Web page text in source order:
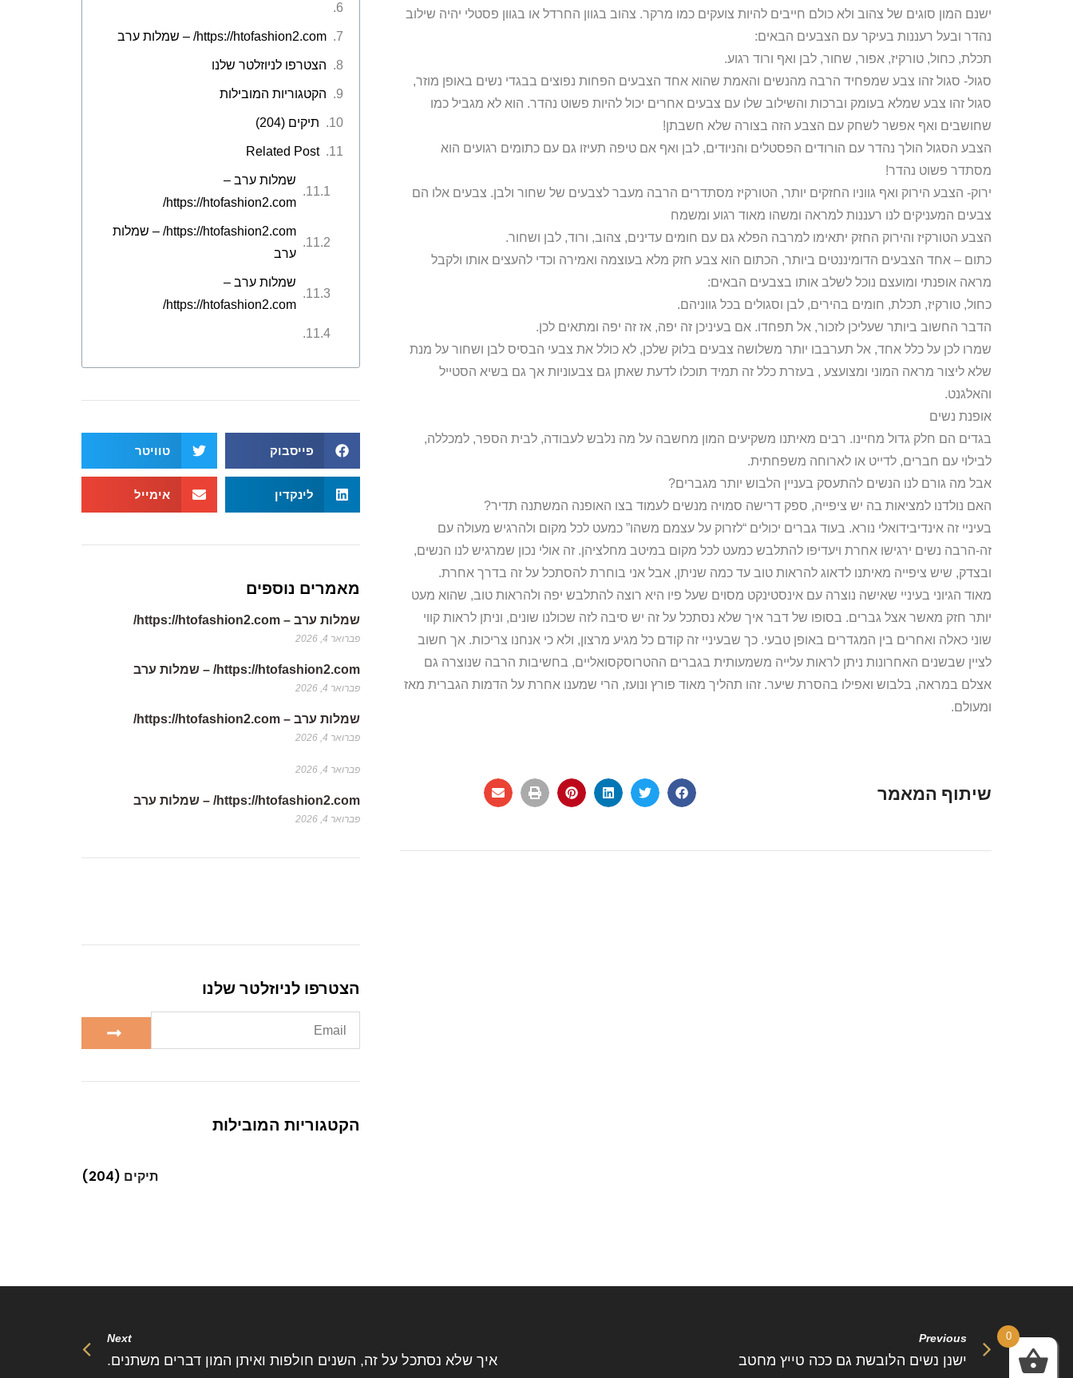
ישנם המון סוגים של צהוב ולא כולם חייבים להיות צועקים כמו מרקר. צהוב בגוון החרדל או בגוון פסטלי יהיה שילוב
נהדר ובעל רעננות בעיקר עם הצבעים הבאים:
תכלת, כחול, טורקיז, אפור, שחור, לבן ואף ורוד רגוע.
סגול- סגול זהו צבע שמפחיד הרבה מהנשים והאמת שהוא אחד הצבעים הפחות נפוצים בבגדי נשים באופן מוזר,
סגול זהו צבע שמלא בעומק וברכות והשילוב שלו עם צבעים אחרים יכול להיות פשוט נהדר. הוא לא מגביל כמו
שחושבים ואף אפשר לשחק עם הצבע הזה בצורה שלא חשבתן!
הצבע הסגול הולך נהדר עם הורודים הפסטלים והניודים, לבן ואף אם טיפה תעיזו גם עם כתומים רגועים הוא
מסתדר פשוט נהדר!
ירוק- הצבע הירוק ואף גווניו החזקים יותר, הטורקיז מסתדרים הרבה מעבר לצבעים של שחור ולבן. צבעים אלו הם
צבעים המעניקים לנו רעננות למראה ומשהו מאוד רגוע ומשמח
הצבע הטורקיז והירוק החזק יתאימו למרבה הפלא גם עם חומים עדינים, צהוב, ורוד, לבן ושחור.
כתום – אחד הצבעים הדומיננטים ביותר, הכתום הוא צבע חזק מלא בעוצמה ואמירה וכדי להעצים אותו ולקבל
מראה אופנתי ומועצם נוכל לשלב אותו בצבעים הבאים:
כחול, טורקיז, תכלת, חומים בהירים, לבן וסגולים בכל גווניהם.
הדבר החשוב ביותר שעליכן לזכור, אל תפחדו. אם בעיניכן זה יפה, אז זה יפה ומתאים לכן.
שמרו לכן על כלל אחד, אל תערבבו יותר משלושה צבעים בלוק שלכן, לא כולל את צבעי הבסיס לבן ושחור על מנת
שלא ליצור מראה המוני ומצועצע , בעזרת כלל זה תמיד תוכלו לדעת שאתן גם צבעוניות אך גם בשיא הסטייל
והאלגנט.
אופנת נשים
בגדים הם חלק גדול מחיינו. רבים מאיתנו משקיעים המון מחשבה על מה נלבש לעבודה, לבית הספר, למכללה,
לבילוי עם חברים, לדייט או לארוחה משפחתית.
אבל מה גורם לנו הנשים להתעסק בעניין הלבוש יותר מגברים?
האם נולדנו למציאות בה יש ציפייה, ספק דרישה סמויה מנשים לעמוד בצו האופנה המשתנה תדיר?
בעיניי זה אינדיבידואלי נורא. בעוד גברים יכולים “לזרוק על עצמם משהו” כמעט לכל מקום ולהרגיש מעולה עם
זה-הרבה נשים ירגישו אחרת ויעדיפו להתלבש כמעט לכל מקום במיטב מחלציהן. זה אולי נכון שמרגיש לנו הנשים,
ובצדק, שיש ציפייה מאיתנו לדאוג להראות טוב עד כמה שניתן, אבל אני בוחרת להסתכל על זה בדרך אחרת.
מאוד הגיוני בעיניי שאישה נוצרה עם אינסטינקט מסוים שעל פיו היא רוצה להתלבש יפה ולהראות טוב, שהוא מעט
יותר חזק מאשר אצל גברים. בסופו של דבר איך שלא נסתכל על זה יש סיבה לזה שכולנו שונים, וניתן לראות קווי
שוני כאלה ואחרים בין המגדרים באופן טבעי. כך שבעיניי זה קודם כל מגיע מרצון, ולא כי אנחנו צריכות. אך חשוב
לציין שבשנים האחרונות ניתן לראות עלייה משמעותית בגברים ההטרוסקסואליים, בחשיבות הרבה שנוצרה גם
אצלם במראה, בלבוש ואפילו בהסרת שיער. זהו תהליך מאוד פורץ ונועז, הרי שמענו אחרת על הדמות הגברית מאז
ומעולם.
שיתוף המאמר
https://htofashion2.com/ – שמלות ערב
הצטרפו לניוזלטר שלנו
הקטגוריות המובילות
תיקים (204)
Related Post
שמלות ערב –
https://htofashion2.com/
https://htofashion2.com/ – שמלות
ערב
שמלות ערב –
https://htofashion2.com/
פייסבוק טוויטר
לינקדין אימייל
מאמרים נוספים
שמלות ערב – https://htofashion2.com/
פברואר 4, 2026
https://htofashion2.com/ – שמלות ערב
פברואר 4, 2026
שמלות ערב – https://htofashion2.com/
פברואר 4, 2026
פברואר 4, 2026
https://htofashion2.com/ – שמלות ערב
פברואר 4, 2026
הצטרפו לניוזלטר שלנו
הקטגוריות המובילות
תיקים (204)
Previous
ישנן נשים הלובשת גם ככה טייץ מחטב
Next
איך שלא נסתכל על זה, השנים חולפות ואיתן המון דברים משתנים.
0